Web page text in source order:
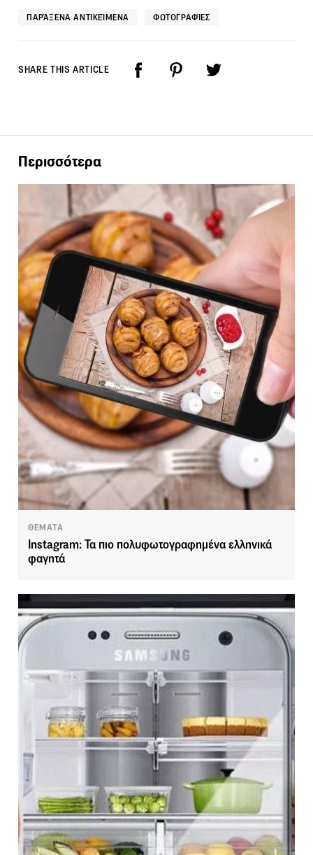
ΠΑΡΆΞΕΝΑ ΑΝΤΙΚΕΊΜΕΝΑ ΦΩΤΟΓΡΑΦΊΕΣ
SHARE THIS ARTICLE
Περισσότερα
ΘΕΜΑΤΑ
Instagram: Τα πιο πολυφωτογραφημένα ελληνικά
φαγητά